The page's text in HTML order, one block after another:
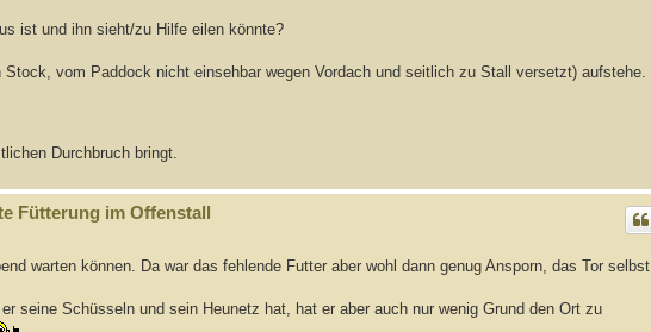
ist und ihn sieht/zu Hilfe eilen könnte?
vom Paddock nicht einsehbar wegen Vordach und seitlich zu Stall versetzt) aufstehe.
Durchbruch bringt.
Fütterung im Offenstall
warten können. Da war das fehlende Futter aber wohl dann genug Ansporn, das Tor selbst
seine Schüsseln und sein Heunetz hat, hat er aber auch nur wenig Grund den Ort zu